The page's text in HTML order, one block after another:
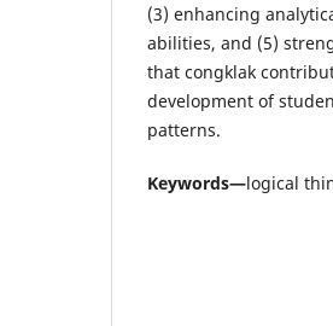
(3) enhancing
abilities, and (5)
that congklak
development of
patterns.
Keywords—logical